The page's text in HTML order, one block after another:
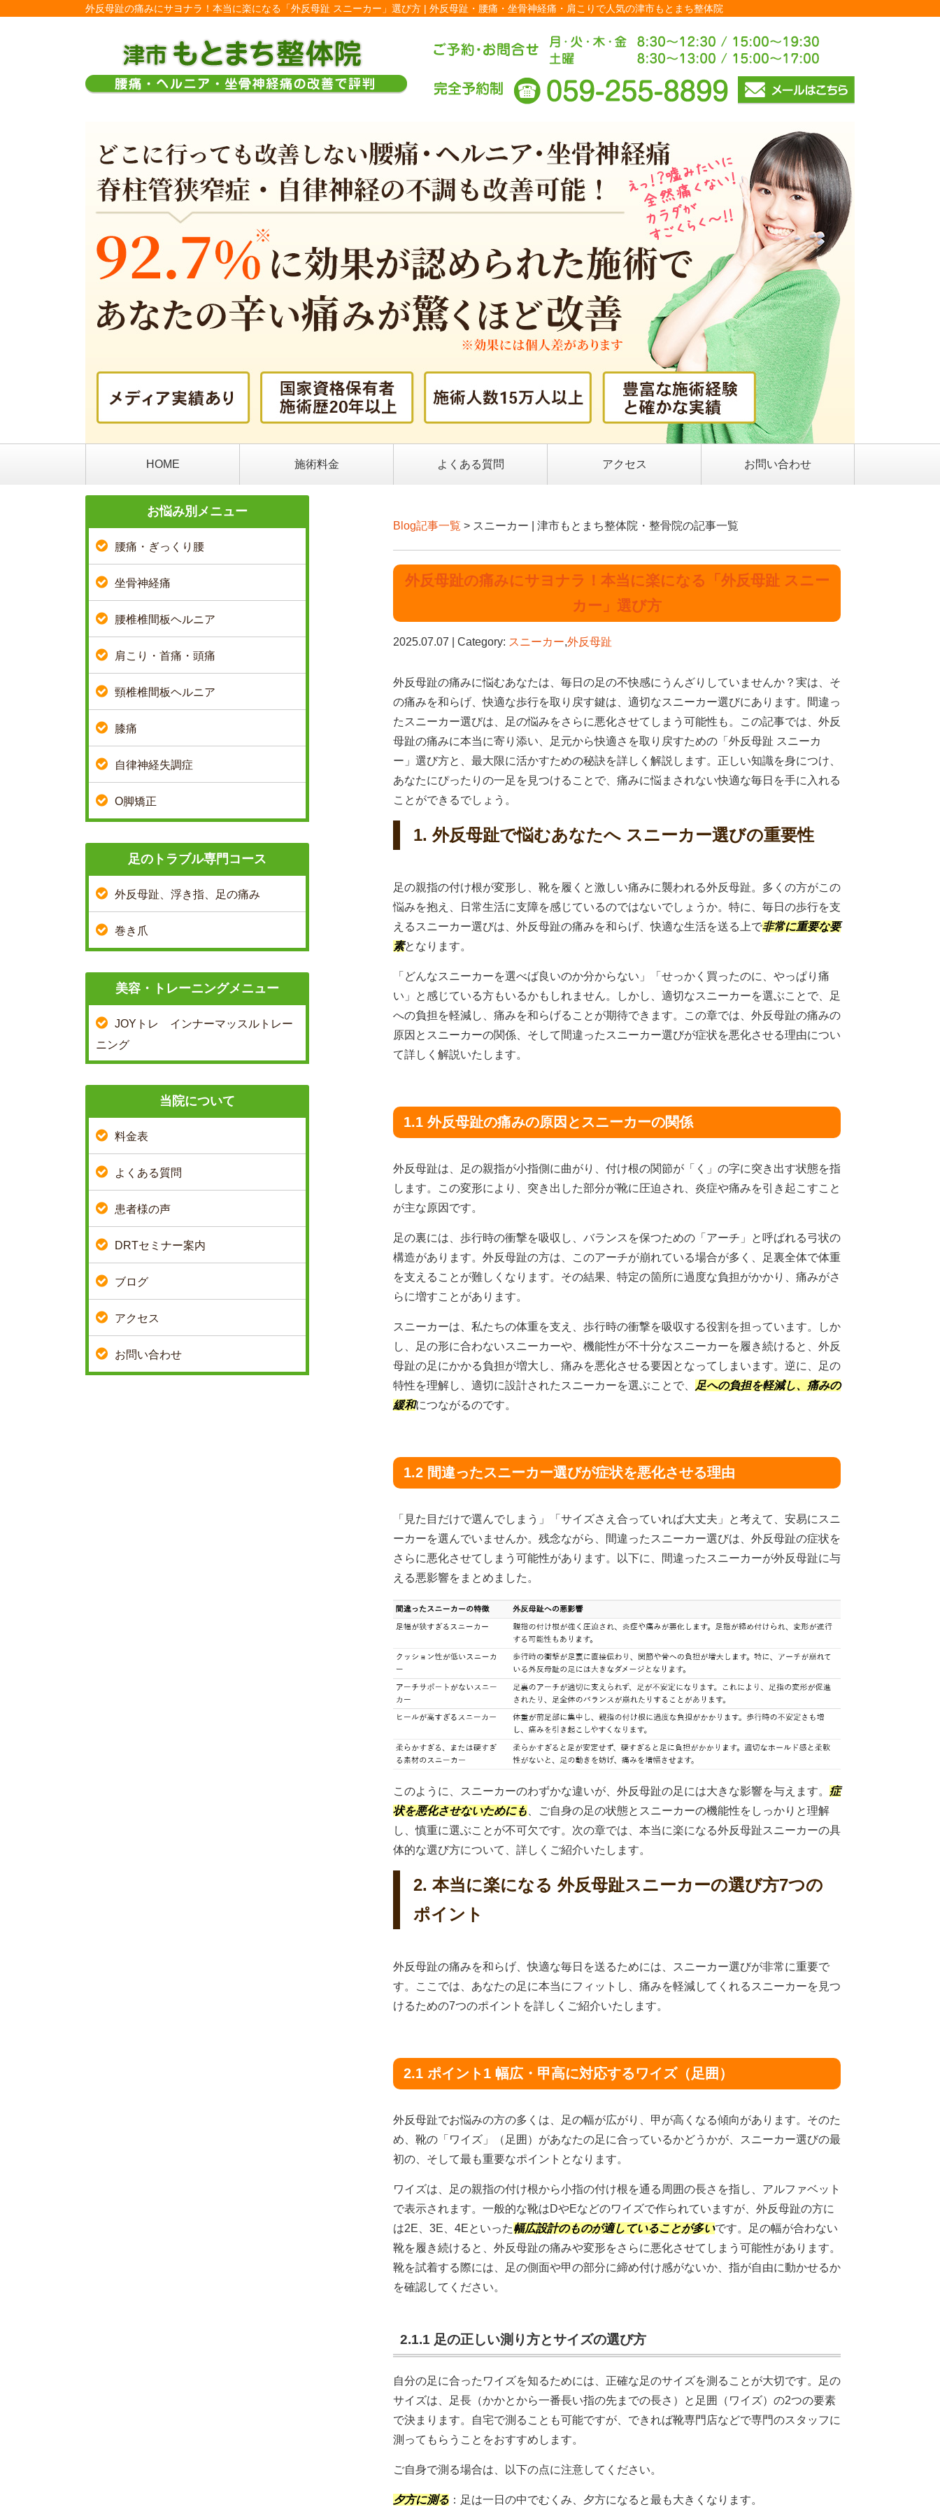
外反母趾の痛みにサヨナラ！本当に楽になる「外反母趾 スニーカー」選び方 | 外反母趾・腰痛・坐骨神経痛・肩こりで人気の津市もとまち整体院
HOME 施術料金 よくある質問 アクセス お問い合わせ
Blog記事一覧 > スニーカー | 津市もとまち整体院・整骨院の記事一覧
外反母趾の痛みにサヨナラ！本当に楽になる「外反母趾 スニー
カー」選び方
2025.07.07 | Category: スニーカー,外反母趾
外反母趾の痛みに悩むあなたは、毎日の足の不快感にうんざりしていませんか？実は、そ
の痛みを和らげ、快適な歩行を取り戻す鍵は、適切なスニーカー選びにあります。間違っ
たスニーカー選びは、足の悩みをさらに悪化させてしまう可能性も。この記事では、外反
母趾の痛みに本当に寄り添い、足元から快適さを取り戻すための「外反母趾 スニーカ
ー」選び方と、最大限に活かすための秘訣を詳しく解説します。正しい知識を身につけ、
あなたにぴったりの一足を見つけることで、痛みに悩まされない快適な毎日を手に入れる
ことができるでしょう。
1. 外反母趾で悩むあなたへ スニーカー選びの重要性
足の親指の付け根が変形し、靴を履くと激しい痛みに襲われる外反母趾。多くの方がこの
悩みを抱え、日常生活に支障を感じているのではないでしょうか。特に、毎日の歩行を支
えるスニーカー選びは、外反母趾の痛みを和らげ、快適な生活を送る上で非常に重要な要
素となります。
「どんなスニーカーを選べば良いのか分からない」「せっかく買ったのに、やっぱり痛
い」と感じている方もいるかもしれません。しかし、適切なスニーカーを選ぶことで、足
への負担を軽減し、痛みを和らげることが期待できます。この章では、外反母趾の痛みの
原因とスニーカーの関係、そして間違ったスニーカー選びが症状を悪化させる理由につい
て詳しく解説いたします。
1.1 外反母趾の痛みの原因とスニーカーの関係
外反母趾は、足の親指が小指側に曲がり、付け根の関節が「く」の字に突き出す状態を指
します。この変形により、突き出した部分が靴に圧迫され、炎症や痛みを引き起こすこと
が主な原因です。
足の裏には、歩行時の衝撃を吸収し、バランスを保つための「アーチ」と呼ばれる弓状の
構造があります。外反母趾の方は、このアーチが崩れている場合が多く、足裏全体で体重
を支えることが難しくなります。その結果、特定の箇所に過度な負担がかかり、痛みがさ
らに増すことがあります。
スニーカーは、私たちの体重を支え、歩行時の衝撃を吸収する役割を担っています。しか
し、足の形に合わないスニーカーや、機能性が不十分なスニーカーを履き続けると、外反
母趾の足にかかる負担が増大し、痛みを悪化させる要因となってしまいます。逆に、足の
特性を理解し、適切に設計されたスニーカーを選ぶことで、
足への負担を軽減し、痛みの
緩和につながるのです。
1.2 間違ったスニーカー選びが症状を悪化させる理由
「見た目だけで選んでしまう」「サイズさえ合っていれば大丈夫」と考えて、安易にスニ
ーカーを選んでいませんか。残念ながら、間違ったスニーカー選びは、外反母趾の症状を
さらに悪化させてしまう可能性があります。以下に、間違ったスニーカーが外反母趾に与
える悪影響をまとめました。
このように、スニーカーのわずかな違いが、外反母趾の足には大きな影響を与えます。 症
状を悪化させないためにも 、ご自身の足の状態とスニーカーの機能性をしっかりと理解
し、慎重に選ぶことが不可欠です。次の章では、本当に楽になる外反母趾スニーカーの具
体的な選び方について、詳しくご紹介いたします。
2. 本当に楽になる 外反母趾スニーカーの選び方7つの
ポイント
外反母趾の痛みを和らげ、快適な毎日を送るためには、スニーカー選びが非常に重要で
す。ここでは、あなたの足に本当にフィットし、痛みを軽減してくれるスニーカーを見つ
けるための7つのポイントを詳しくご紹介いたします。
2.1 ポイント1 幅広・甲高に対応するワイズ（足囲）
外反母趾でお悩みの方の多くは、足の幅が広がり、甲が高くなる傾向があります。そのた
め、靴の「ワイズ」（足囲）があなたの足に合っているかどうかが、スニーカー選びの最
初の、そして最も重要なポイントとなります。
ワイズは、足の親指の付け根から小指の付け根を通る周囲の長さを指し、アルファベット
で表示されます。一般的な靴はDやEなどのワイズで作られていますが、外反母趾の方に
は2E、3E、4Eといった幅広設計のものが適していることが多いです。足の幅が合わない
靴を履き続けると、外反母趾の痛みや変形をさらに悪化させてしまう可能性があります。
靴を試着する際には、足の側面や甲の部分に締め付け感がないか、指が自由に動かせるか
を確認してください。
2.1.1 足の正しい測り方とサイズの選び方
自分の足に合ったワイズを知るためには、正確な足のサイズを測ることが大切です。足の
サイズは、足長（かかとから一番長い指の先までの長さ）と足囲（ワイズ）の2つの要素
で決まります。自宅で測ることも可能ですが、できれば靴専門店などで専門のスタッフに
測ってもらうことをおすすめします。
ご自身で測る場合は、以下の点に注意してください。
夕方に測る ：足は一日の中でむくみ、夕方になると最も大きくなります。
お悩み別メニュー
腰痛・ぎっくり腰
坐骨神経痛
腰椎椎間板ヘルニア
肩こり・首痛・頭痛
頸椎椎間板ヘルニア
膝痛
自律神経失調症
O脚矯正
足のトラブル専門コース
外反母趾、浮き指、足の痛み
巻き爪
美容・トレーニングメニュー
JOYトレ インナーマッスルトレー
ニング
当院について
料金表
よくある質問
患者様の声
DRTセミナー案内
ブログ
アクセス
お問い合わせ